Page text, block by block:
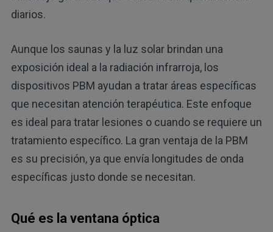
diarios.
Aunque los saunas y la luz solar brindan una
exposición ideal a la radiación infrarroja, los
dispositivos PBM ayudan a tratar áreas específicas
que necesitan atención terapéutica. Este enfoque
es ideal para tratar lesiones o cuando se requiere un
tratamiento específico. La gran ventaja de la PBM
es su precisión, ya que envía longitudes de onda
específicas justo donde se necesitan.
Qué es la ventana óptica